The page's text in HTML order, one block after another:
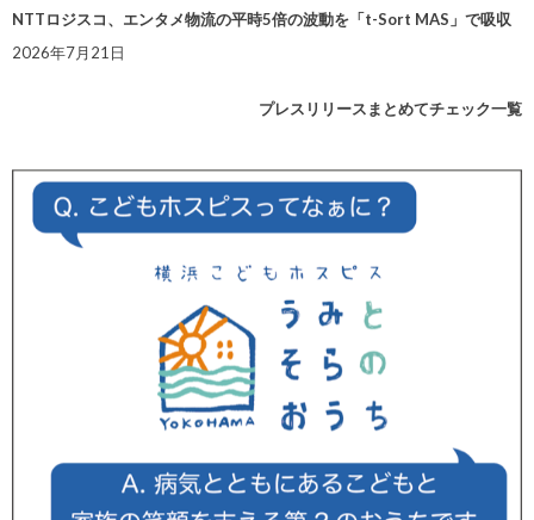
NTTロジスコ、エンタメ物流の平時5倍の波動を「t-Sort MAS」で吸収
2026年7月21日
プレスリリースまとめてチェック一覧